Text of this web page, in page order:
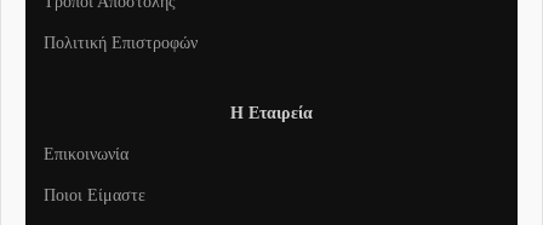
Πολιτική Επιστροφών
Η Εταιρεία
Επικοινωνία
Ποιοι Είμαστε